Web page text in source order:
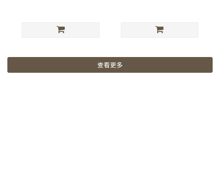
查看更多